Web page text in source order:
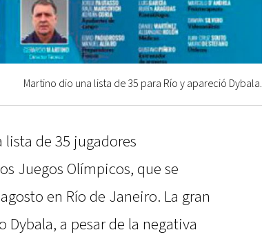
Martino dio una lista de 35 para Río y apareció Dybala.
de 35 jugadores
Juegos Olímpicos, que se
en Río de Janeiro. La gran
a pesar de la negativa